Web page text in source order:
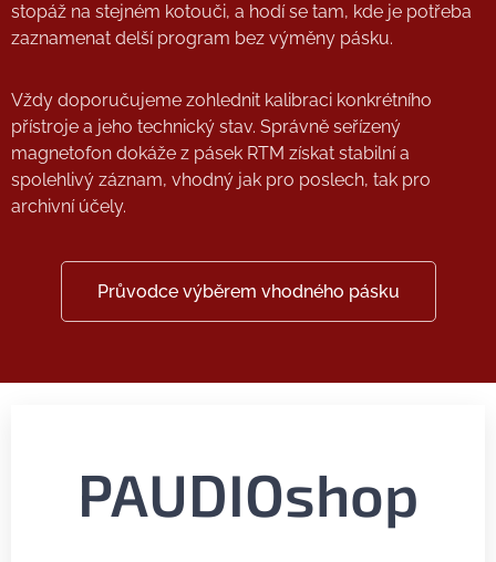
stopáž na stejném kotouči, a hodí se tam, kde je potřeba
zaznamenat delší program bez výměny pásku.
Vždy doporučujeme zohlednit kalibraci konkrétního
přístroje a jeho technický stav. Správně seřízený
magnetofon dokáže z pásek RTM získat stabilní a
spolehlivý záznam, vhodný jak pro poslech, tak pro
archivní účely.
Průvodce výběrem vhodného pásku
PAUDIOshop